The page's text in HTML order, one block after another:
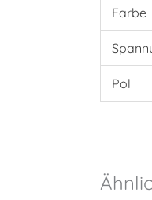
Farbe
Pol